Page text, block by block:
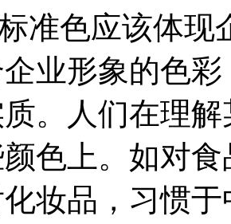
准色应该体现
业形象的色
。人们在理
色上。如对
妆品，习惯